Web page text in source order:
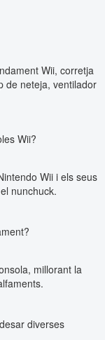
Wii, corretja
de neteja, ventilador
Wii?
Wii i els seus
nunchuck.
millorant la
diverses